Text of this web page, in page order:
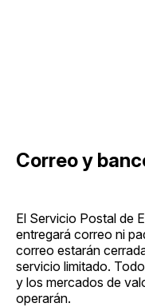
Correo y
El Servicio Postal de
entregará correo ni
correo estarán
servicio limitado.
y los mercados de
operarán.